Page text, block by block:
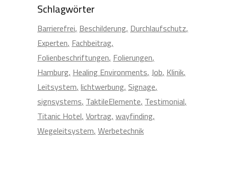
Schlagwörter
Barrierefrei Beschilderung Durchlaufschutz
Experten Fachbeitrag
Folienbeschriftungen Folierungen
Hamburg Healing Environments Job Klinik
Leitsystem lichtwerbung Signage
signsystems TaktileElemente Testimonial
Titanic Hotel Vortrag wayfinding
Wegeleitsystem Werbetechnik